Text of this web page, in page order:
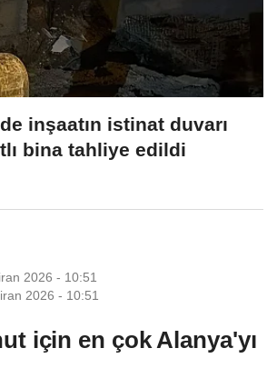
inşaatın istinat duvarı
bina tahliye edildi
2026 - 10:51
2026 - 10:51
için en çok Alanya'yı